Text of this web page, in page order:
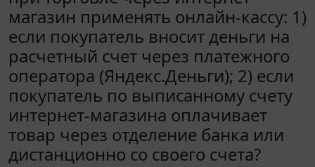
магазин применять онлайн-кассу: 1)
если покупатель вносит деньги на
расчетный счет через платежного
оператора (Яндекс.Деньги); 2) если
покупатель по выписанному счету
интернет-магазина оплачивает
товар через отделение банка или
дистанционно со своего счета?